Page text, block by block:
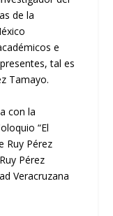
de la
e
tales
Tamayo.
con la
“El
Ruy Pérez
Ruy Pérez
Veracruzana